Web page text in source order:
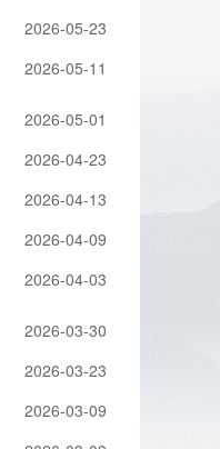
2026-05-23
2026-05-11
2026-05-01
2026-04-23
2026-04-13
2026-04-09
2026-04-03
2026-03-30
2026-03-23
2026-03-09